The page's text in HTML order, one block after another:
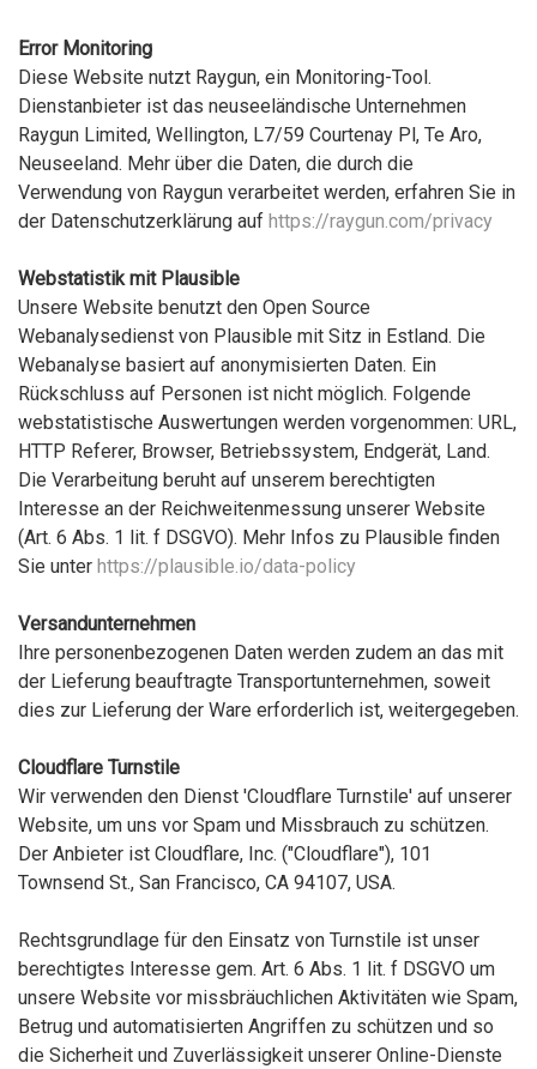
Error Monitoring
Diese Website nutzt Raygun, ein Monitoring-Tool.
Dienstanbieter ist das neuseeländische Unternehmen
Raygun Limited, Wellington, L7/59 Courtenay Pl, Te Aro,
Neuseeland. Mehr über die Daten, die durch die
Verwendung von Raygun verarbeitet werden, erfahren Sie in
der Datenschutzerklärung auf https://raygun.com/privacy
Webstatistik mit Plausible
Unsere Website benutzt den Open Source
Webanalysedienst von Plausible mit Sitz in Estland. Die
Webanalyse basiert auf anonymisierten Daten. Ein
Rückschluss auf Personen ist nicht möglich. Folgende
webstatistische Auswertungen werden vorgenommen: URL,
HTTP Referer, Browser, Betriebssystem, Endgerät, Land.
Die Verarbeitung beruht auf unserem berechtigten
Interesse an der Reichweitenmessung unserer Website
(Art. 6 Abs. 1 lit. f DSGVO). Mehr Infos zu Plausible finden
Sie unter https://plausible.io/data-policy
Versandunternehmen
Ihre personenbezogenen Daten werden zudem an das mit
der Lieferung beauftragte Transportunternehmen, soweit
dies zur Lieferung der Ware erforderlich ist, weitergegeben.
Cloudflare Turnstile
Wir verwenden den Dienst 'Cloudflare Turnstile' auf unserer
Website, um uns vor Spam und Missbrauch zu schützen.
Der Anbieter ist Cloudflare, Inc. ("Cloudflare"), 101
Townsend St., San Francisco, CA 94107, USA.
Rechtsgrundlage für den Einsatz von Turnstile ist unser
berechtigtes Interesse gem. Art. 6 Abs. 1 lit. f DSGVO um
unsere Website vor missbräuchlichen Aktivitäten wie Spam,
Betrug und automatisierten Angriffen zu schützen und so
die Sicherheit und Zuverlässigkeit unserer Online-Dienste